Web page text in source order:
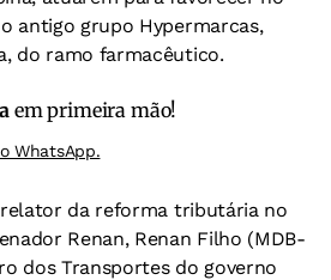
antigo grupo Hypermarcas,
do ramo farmacêutico.
em primeira mão!
WhatsApp.
da reforma tributária no
Renan, Renan Filho (MDB-
dos Transportes do governo